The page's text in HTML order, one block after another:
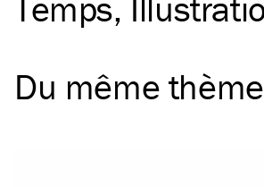
Du même thème